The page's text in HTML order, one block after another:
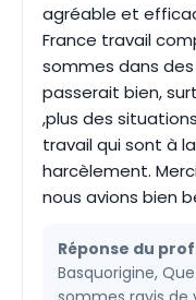
agréable et
France travail
sommes dans
passerait bien,
,plus des
travail qui sont à
harcèlement.
nous avions bien
Réponse du
Basquorigine,